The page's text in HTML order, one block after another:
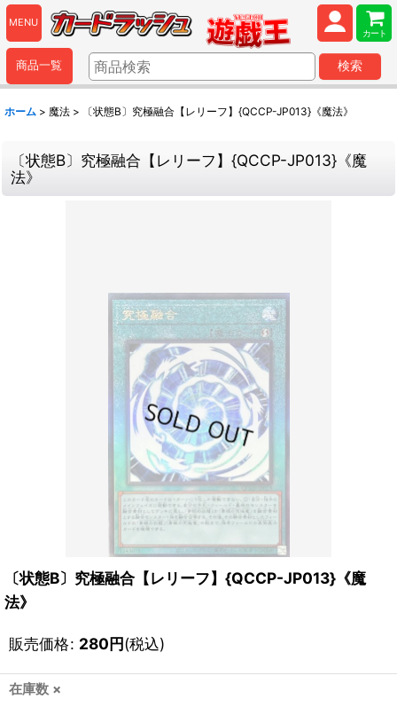
MENU
カート
商品一覧 検索
ホーム > 魔法 > 〔状態B〕究極融合【レリーフ】{QCCP-JP013}《魔法》
〔状態B〕究極融合【レリーフ】{QCCP-JP013}《魔
法》
〔状態B〕究極融合【レリーフ】{QCCP-JP013}《魔
法》
販売価格: 280円(税込)
在庫数 ×